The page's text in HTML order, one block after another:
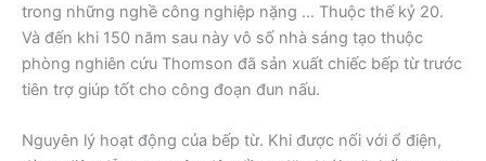
trong những nghề công nghiệp nặng … Thuộc thế kỷ 20.
Và đến khi 150 năm sau này vô số nhà sáng tạo thuộc
phòng nghiên cứu Thomson đã sản xuất chiếc bếp từ trước
tiên trợ giúp tốt cho công đoạn đun nấu.
Nguyên lý hoạt động của bếp từ. Khi được nối với ổ điện,